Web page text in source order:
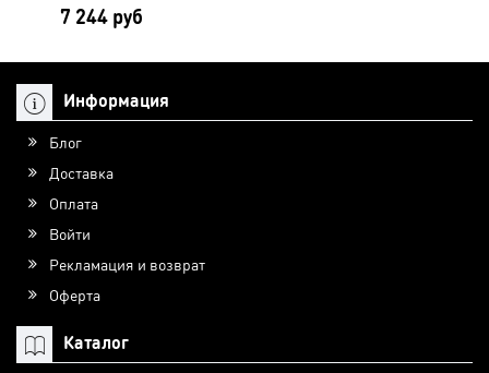
7 244 руб
Информация
Блог
Доставка
Оплата
Войти
Рекламация и возврат
Оферта
Каталог